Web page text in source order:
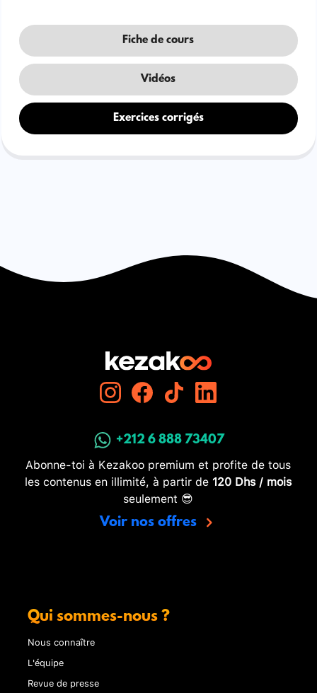
Fiche de cours
Vidéos
Exercices corrigés
+212 6 888 73407
Abonne-toi à Kezakoo premium et profite de tous
les contenus en illimité, à partir de 120 Dhs / mois
seulement 😎
Voir nos offres
Qui sommes-nous ?
Nous connaître
L'équipe
Revue de presse